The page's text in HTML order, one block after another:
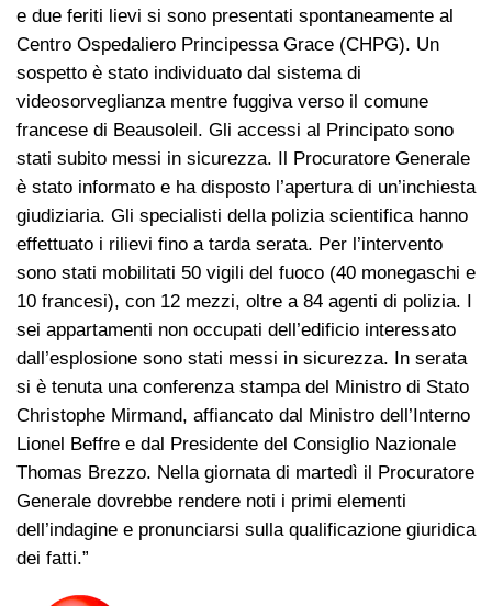
e due feriti lievi si sono presentati spontaneamente al
Centro Ospedaliero Principessa Grace (CHPG). Un
sospetto è stato individuato dal sistema di
videosorveglianza mentre fuggiva verso il comune
francese di Beausoleil. Gli accessi al Principato sono
stati subito messi in sicurezza. Il Procuratore Generale
è stato informato e ha disposto l’apertura di un’inchiesta
giudiziaria. Gli specialisti della polizia scientifica hanno
effettuato i rilievi fino a tarda serata. Per l’intervento
sono stati mobilitati 50 vigili del fuoco (40 monegaschi e
10 francesi), con 12 mezzi, oltre a 84 agenti di polizia. I
sei appartamenti non occupati dell’edificio interessato
dall’esplosione sono stati messi in sicurezza. In serata
si è tenuta una conferenza stampa del Ministro di Stato
Christophe Mirmand, affiancato dal Ministro dell’Interno
Lionel Beffre e dal Presidente del Consiglio Nazionale
Thomas Brezzo. Nella giornata di martedì il Procuratore
Generale dovrebbe rendere noti i primi elementi
dell’indagine e pronunciarsi sulla qualificazione giuridica
dei fatti.”